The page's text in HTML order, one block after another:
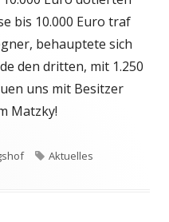
bis 10.000 Euro traf
behauptete sich
den dritten, mit 1.250
uns mit Besitzer
Matzky!
Schlagwörter
Aktuelles